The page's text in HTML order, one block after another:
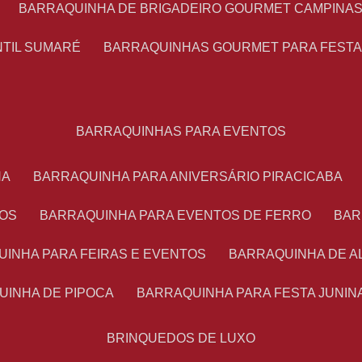
BARRAQUINHA DE BRIGADEIRO GOURMET
SUMARÉ BARRAQUINHAS GOURMET PARA
BARRAQUINHAS PARA EVENTOS
BARRAQUINHA PARA ANIVERSÁRIO PIRACICABA
BARRAQUINHA PARA EVENTOS DE FERRO
PARA FEIRAS E EVENTOS BARRAQUINHA DE
DE PIPOCA BARRAQUINHA PARA FESTA
BRINQUEDOS DE LUXO